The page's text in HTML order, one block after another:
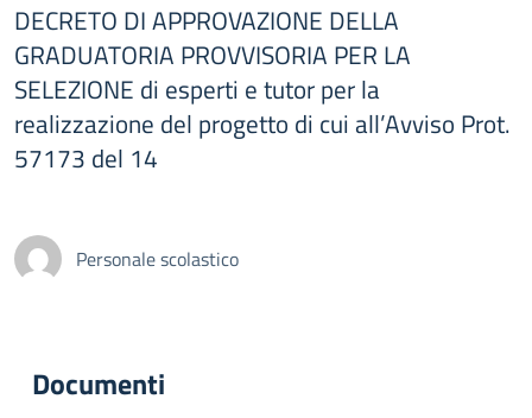
DECRETO DI APPROVAZIONE DELLA
GRADUATORIA PROVVISORIA PER LA
SELEZIONE di esperti e tutor per la
realizzazione del progetto di cui all’Avviso Prot.
57173 del 14
Personale scolastico
Documenti